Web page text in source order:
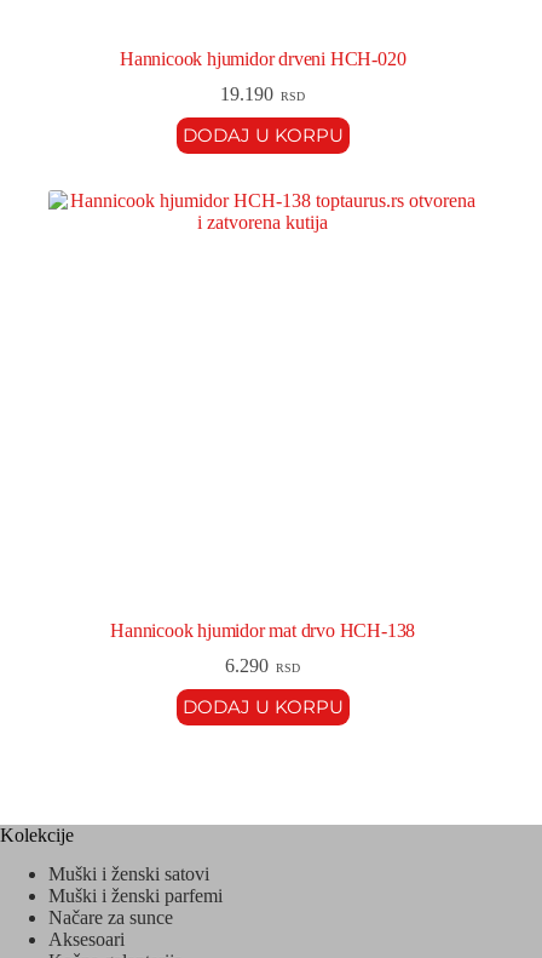
Hannicook hjumidor drveni HCH-020
19.190 RSD
DODAJ U KORPU
Hannicook hjumidor mat drvo HCH-138
6.290 RSD
DODAJ U KORPU
Kolekcije
Muški i ženski satovi
Muški i ženski parfemi
Načare za sunce
Aksesoari